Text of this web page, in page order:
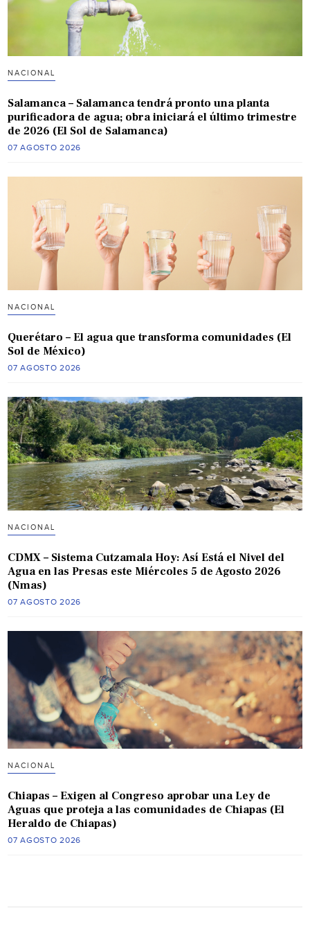
NACIONAL
Salamanca – Salamanca tendrá pronto una planta
purificadora de agua; obra iniciará el último trimestre
de 2026 (El Sol de Salamanca)
07 AGOSTO 2026
NACIONAL
Querétaro – El agua que transforma comunidades (El
Sol de México)
07 AGOSTO 2026
NACIONAL
CDMX – Sistema Cutzamala Hoy: Así Está el Nivel del
Agua en las Presas este Miércoles 5 de Agosto 2026
(Nmas)
07 AGOSTO 2026
NACIONAL
Chiapas – Exigen al Congreso aprobar una Ley de
Aguas que proteja a las comunidades de Chiapas (El
Heraldo de Chiapas)
07 AGOSTO 2026